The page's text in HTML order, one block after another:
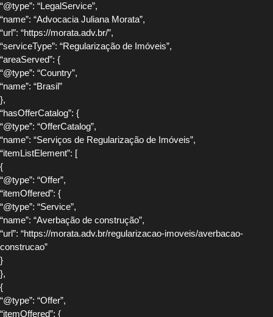
“@type”: “LegalService”,
“name”: “Advocacia Juliana Morata”,
“url”: “https://morata.adv.br/”,
“serviceType”: “Regularização de Imóveis”,
“areaServed”: {
“@type”: “Country”,
“name”: “Brasil”
},
“hasOfferCatalog”: {
“@type”: “OfferCatalog”,
“name”: “Serviços de Regularização de Imóveis”,
“itemListElement”: [
{
“@type”: “Offer”,
“itemOffered”: {
“@type”: “Service”,
“name”: “Averbação de construção”,
“url”: “https://morata.adv.br/regularizacao-imoveis/averbacao-
construcao”
}
},
{
“@type”: “Offer”,
“itemOffered”: {